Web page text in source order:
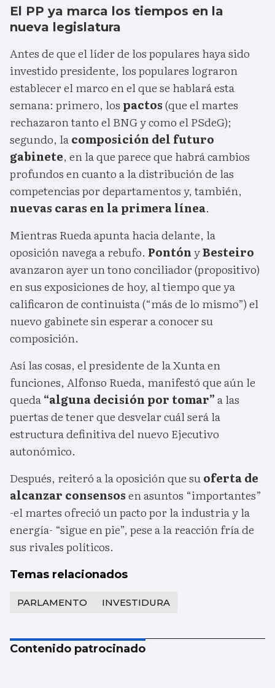
El PP ya marca los tiempos en la
nueva legislatura
Antes de que el líder de los populares haya sido
investido presidente, los populares lograron
establecer el marco en el que se hablará esta
semana: primero, los pactos(que el martes
rechazaron tanto el BNG y como el PSdeG);
segundo, lacomposición del futuro
gabinete, en la que parece que habrá cambios
profundos en cuanto a la distribución de las
competencias por departamentos y, también,
nuevas caras en la primera línea.
Mientras Rueda apunta hacia delante, la
oposición navega a rebufo. PontónyBesteiro
avanzaron ayer un tono conciliador (propositivo)
en sus exposiciones de hoy, al tiempo que ya
calificaron de continuista (“más de lo mismo”) el
nuevo gabinete sin esperar a conocer su
composición.
Así las cosas, el presidente de la Xunta en
funciones, Alfonso Rueda, manifestó que aún le
queda“alguna decisión por tomar”a las
puertas de tener que desvelar cuál será la
estructura definitiva del nuevo Ejecutivo
autonómico.
Después, reiteró a la oposición que suoferta de
alcanzar consensosen asuntos “importantes”
-el martes ofreció un pacto por la industria y la
energía- “sigue en pie”, pese a la reacción fría de
sus rivales políticos.
Temas relacionados
PARLAMENTO INVESTIDURA
Contenido patrocinado